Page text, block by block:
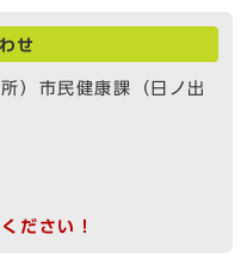
せ
）市民健康課（日ノ出
ださい！